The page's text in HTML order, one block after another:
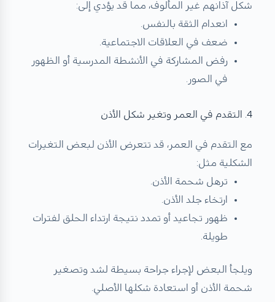
شكل آذانهم غير المألوف، مما قد يؤدي إلى:
انعدام الثقة بالنفس.
ضعف في العلاقات الاجتماعية.
رفض المشاركة في الأنشطة المدرسية أو الظهور
في الصور.
4. التقدم في العمر وتغير شكل الأذن
مع التقدم في العمر، قد تتعرض الأذن لبعض التغيرات
الشكلية مثل:
ترهل شحمة الأذن.
ارتخاء جلد الأذن.
ظهور تجاعيد أو تمدد نتيجة ارتداء الحلق لفترات
طويلة.
ويلجأ البعض لإجراء جراحة بسيطة لشد وتصغير
شحمة الأذن أو استعادة شكلها الأصلي.